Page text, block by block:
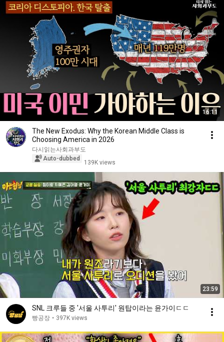
16:11
The New Exodus: Why the Korean Middle Class is
Choosing America in 2026
다시읽는사회과부도
Auto-dubbed
139K views
23:59
SNL 크루들 중 '서울 사투리' 원탑이라는 윤가이ㄷㄷ
빵공장 • 397K views